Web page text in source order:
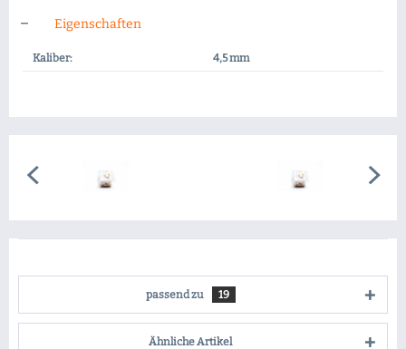
Eigenschaften
Kaliber: 4,5 mm
passend zu 19
Ähnliche Artikel